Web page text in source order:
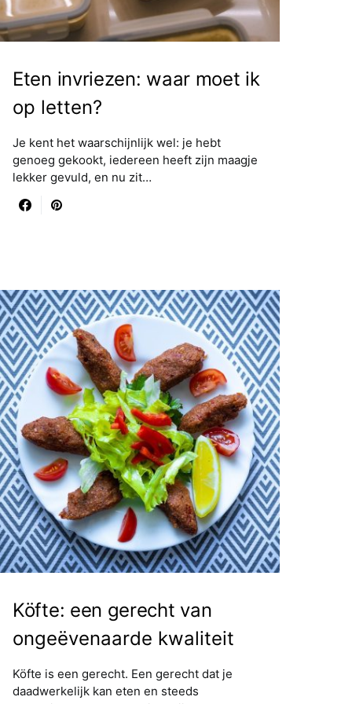
Eten invriezen: waar moet ik
op letten?
Je kent het waarschijnlijk wel: je hebt
genoeg gekookt, iedereen heeft zijn maagje
lekker gevuld, en nu zit…
Köfte: een gerecht van
ongeëvenaarde kwaliteit
Köfte is een gerecht. Een gerecht dat je
daadwerkelijk kan eten en steeds